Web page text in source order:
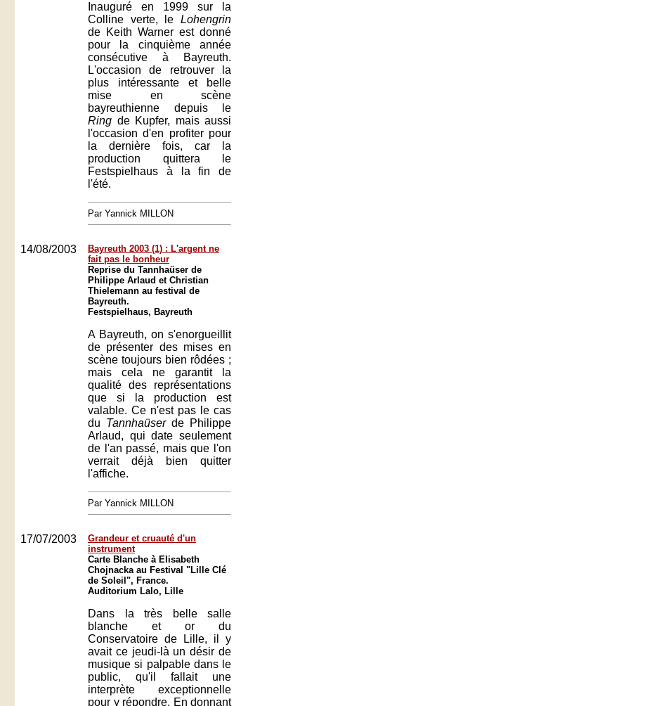
Inauguré en 1999 sur la
Colline verte, le Lohengrin
de Keith Warner est donné
pour la cinquième année
consécutive à Bayreuth.
L'occasion de retrouver la
plus intéressante et belle
mise en scène
bayreuthienne depuis le
Ring de Kupfer, mais aussi
l'occasion d'en profiter pour
la dernière fois, car la
production quittera le
Festspielhaus à la fin de
l'été.
Par Yannick MILLON
14/08/2003
Bayreuth 2003 (1) : L'argent ne
fait pas le bonheur
Reprise du Tannhaüser de
Philippe Arlaud et Christian
Thielemann au festival de
Bayreuth.
Festspielhaus, Bayreuth
A Bayreuth, on s'enorgueillit
de présenter des mises en
scène toujours bien rôdées ;
mais cela ne garantit la
qualité des représentations
que si la production est
valable. Ce n'est pas le cas
du Tannhaüserde Philippe
Arlaud, qui date seulement
de l'an passé, mais que l'on
verrait déjà bien quitter
l'affiche.
Par Yannick MILLON
17/07/2003
Grandeur et cruauté d'un
instrument
Carte Blanche à Elisabeth
Chojnacka au Festival "Lille Clé
de Soleil", France.
Auditorium Lalo, Lille
Dans la très belle salle
blanche et or du
Conservatoire de Lille, il y
avait ce jeudi-là un désir de
musique si palpable dans le
public, qu'il fallait une
interprète exceptionnelle
pour y répondre. En donnant